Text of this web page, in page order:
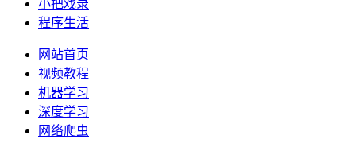
小把戏录
程序生活
网站首页
视频教程
机器学习
深度学习
网络爬虫